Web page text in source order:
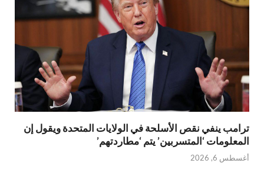
ترامب ينفي نقص الأسلحة في الولايات المتحدة ويقول إن
المعلومات ‘المتسربين’ يتم ‘مطاردتهم’
أغسطس 6, 2026